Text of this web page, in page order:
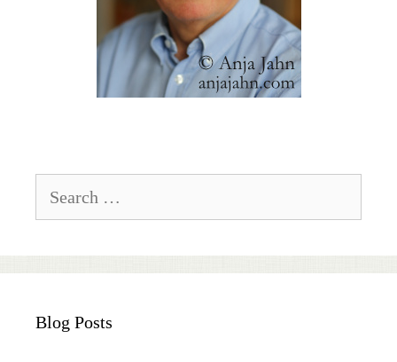
for:
Blog Posts